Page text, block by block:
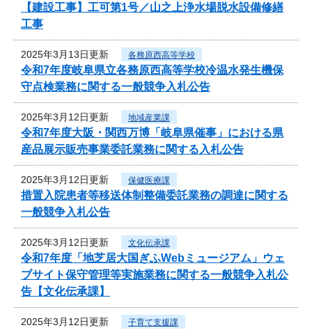
【建設工事】工可第1号／山之上浄水場脱水設備修繕
工事
2025年3月13日更新 各務原西高等学校
令和7年度岐阜県立各務原西高等学校冷温水発生機保
守点検業務に関する一般競争入札公告
2025年3月12日更新 地域産業課
令和7年度大阪・関西万博「岐阜県催事」における県
産品展示販売事業委託業務に関する入札公告
2025年3月12日更新 保健医療課
措置入院患者等移送体制整備委託業務の調達に関する
一般競争入札公告
2025年3月12日更新 文化伝承課
令和7年度「地芝居大国ぎふWebミュージアム」ウェ
ブサイト保守管理等実施業務に関する一般競争入札公
告【文化伝承課】
2025年3月12日更新 子育て支援課